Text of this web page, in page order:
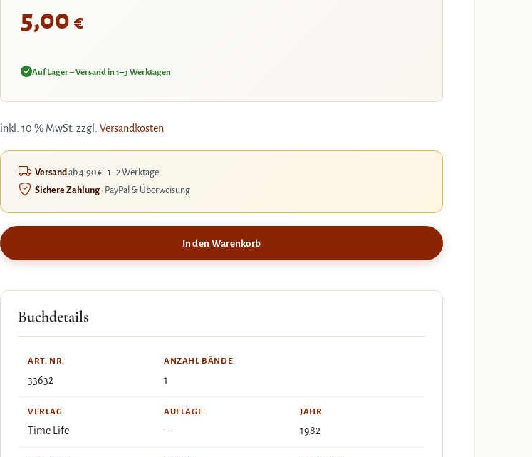
5,00 €
Auf Lager – Versand in 1–3 Werktagen
inkl. 10 % MwSt. zzgl. Versandkosten
Versandab 4,90 € · 1–2 Werktage
Sichere Zahlung· PayPal & Überweisung
In den Warenkorb
Buchdetails
ART. NR.
33632
ANZAHL BÄNDE
1
VERLAG
Time Life
AUFLAGE
–
JAHR
1982